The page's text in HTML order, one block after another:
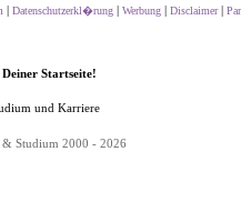
| Datenschutzerkl�rung | Werbung | Disclaimer|
Startseite!
und Karriere
& Studium 2000 - 2026